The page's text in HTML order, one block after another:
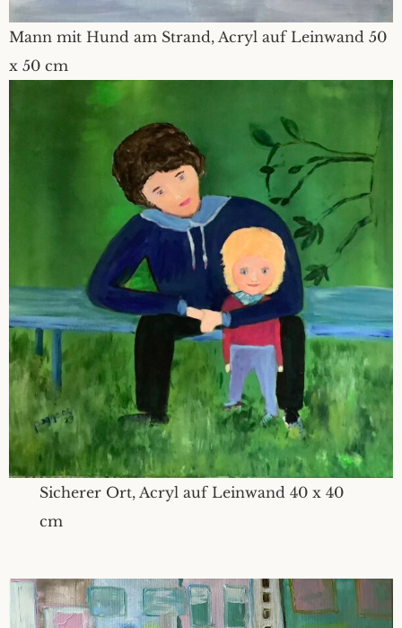
Mann mit Hund am Strand, Acryl auf Leinwand 50
x 50 cm
Sicherer Ort, Acryl auf Leinwand 40 x 40
cm